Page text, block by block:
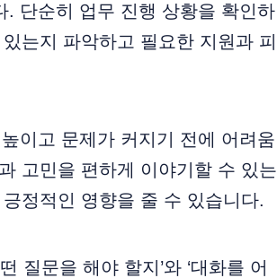
. 단순히 업무 진행 상황을 확인하
는지 파악하고 필요한 지원과 피
이고 문제가 커지기 전에 어려움
고민을 편하게 이야기할 수 있는
정적인 영향을 줄 수 있습니다.
질문을 해야 할지’와 ‘대화를 어